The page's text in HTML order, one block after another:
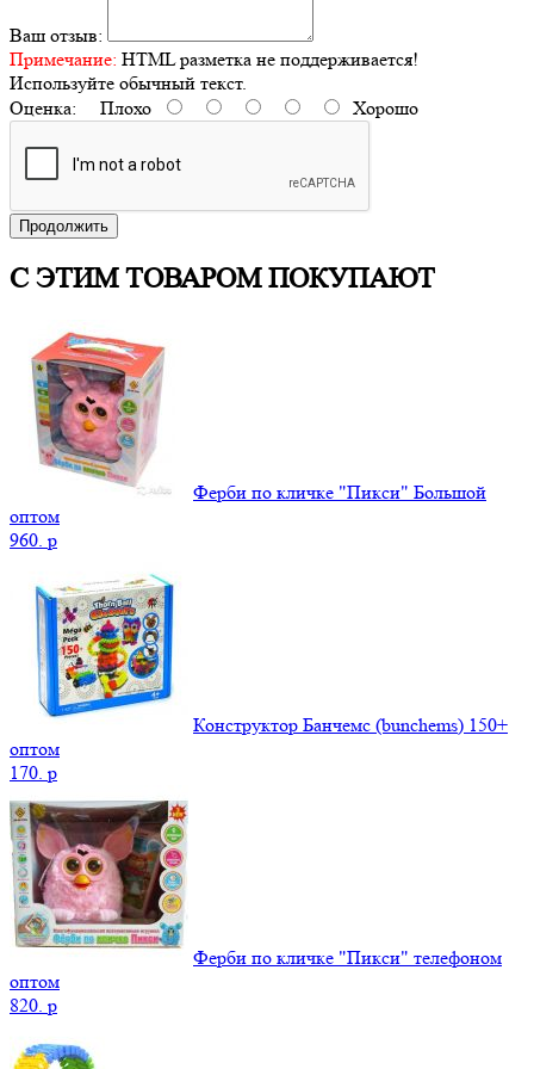
Ваш отзыв:
Примечание: HTML разметка не поддерживается!
Используйте обычный текст.
Оценка: Плохо Хорошо
Продолжить
С ЭТИМ ТОВАРОМ ПОКУПАЮТ
Ферби по кличке "Пикси" Большой
оптом
960. p
Конструктор Банчемс (bunchems) 150+
оптом
170. p
Ферби по кличке "Пикси" телефоном
оптом
820. p